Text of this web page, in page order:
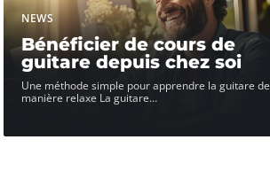
NEWS
Bénéficier de cours de
guitare depuis chez soi
Une méthode simple pour apprendre la guitare de
manière relaxe La guitare…